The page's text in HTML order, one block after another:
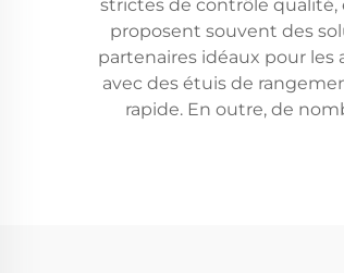
strictes de contrôle qualité,
proposent souvent des
partenaires idéaux pour
avec des étuis de
rapide. En outre, de